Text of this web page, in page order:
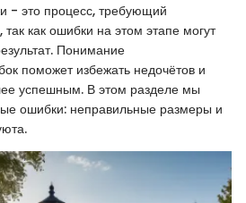
- это процесс, требующий
как ошибки на этом этапе могут
Понимание
поможет избежать недочётов и
успешным. В этом разделе мы
ошибки: неправильные размеры и